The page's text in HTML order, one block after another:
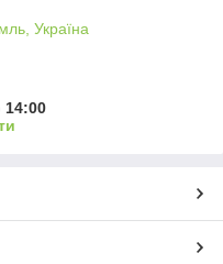
Україна
14:00